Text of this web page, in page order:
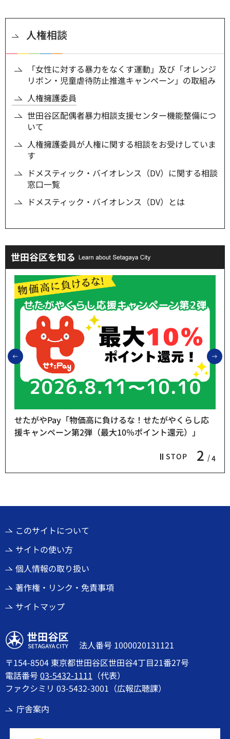
人権相談
「女性に対する暴力をなくす運動」及び「オレンジ
リボン・児童虐待防止推進キャンペーン」の取組み
人権擁護委員
世田谷区配偶者暴力相談支援センター機能整備につ
いて
人権擁護委員が人権に関する相談をお受けしていま
す
ドメスティック・バイオレンス（DV）に関する相談
窓口一覧
ドメスティック・バイオレンス（DV）とは
世田谷区を知る
前のスライドを表示
STOP 2 4
せたがやPay「物価高に負けるな！せたがやくらし応
援キャンペーン第2弾（最大10％ポイント還元）」
このサイトについて
サイトの使い方
個人情報の取り扱い
著作権・リンク・免責事項
サイトマップ
世田谷区
法人番号 1000020131121
〒154-8504 東京都世田谷区世田谷4丁目21番27号
電話番号03-5432-1111 （代表）
ファクシミリ 03-5432-3001（広報広聴課）
庁舎案内